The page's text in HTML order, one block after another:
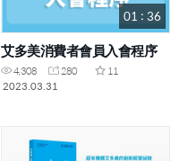
01 : 36
艾多美消費者會員入會程序
4,308 280
11
2023.03.31